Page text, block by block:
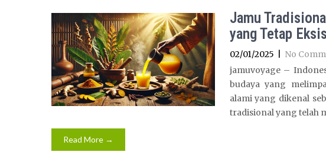
Jamu
yang Tetap Eksis
02/01/2025 No
jamuvoyage –
budaya yang
alami yang dikenal
tradisional yang telah
Read More →